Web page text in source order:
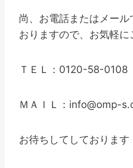
尚、お電話またはメー
おりますので、お気軽に
ＴＥＬ：0120-58-0108
ＭＡＩＬ：info@omp-
お待ちしてしております